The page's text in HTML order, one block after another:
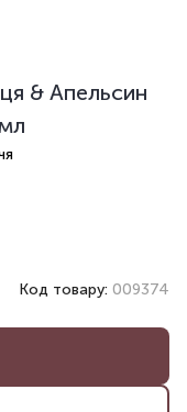
& Апельсин
Код товару: 009374